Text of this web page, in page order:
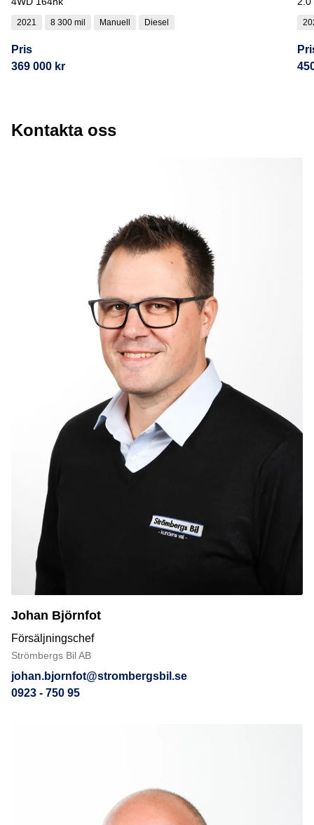
2021 8 300 mil Manuell Diesel
Pris
369 000 kr
Kontakta oss
Johan Björnfot
Försäljningschef
Strömbergs Bil AB
johan.bjornfot@strombergsbil.se
0923 - 750 95